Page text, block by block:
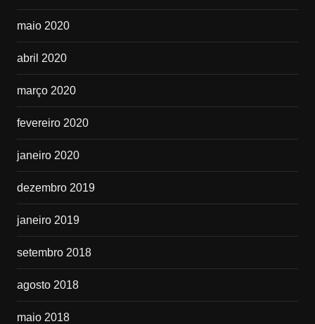
maio 2020
abril 2020
março 2020
fevereiro 2020
janeiro 2020
dezembro 2019
janeiro 2019
setembro 2018
agosto 2018
maio 2018